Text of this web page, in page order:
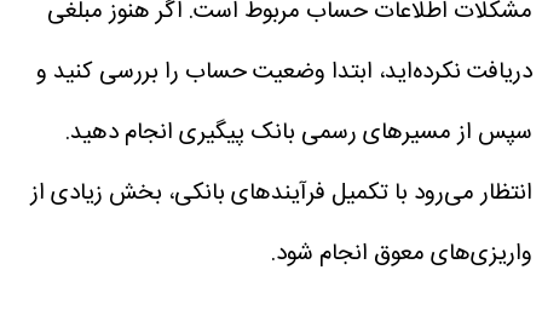
مشکلات اطلاعات حساب مربوط است. اگر هنوز مبلغی
دریافت نکرده‌اید، ابتدا وضعیت حساب را بررسی کنید و
سپس از مسیرهای رسمی بانک پیگیری انجام دهید.
انتظار می‌رود با تکمیل فرآیندهای بانکی، بخش زیادی از
واریزی‌های معوق انجام شود.